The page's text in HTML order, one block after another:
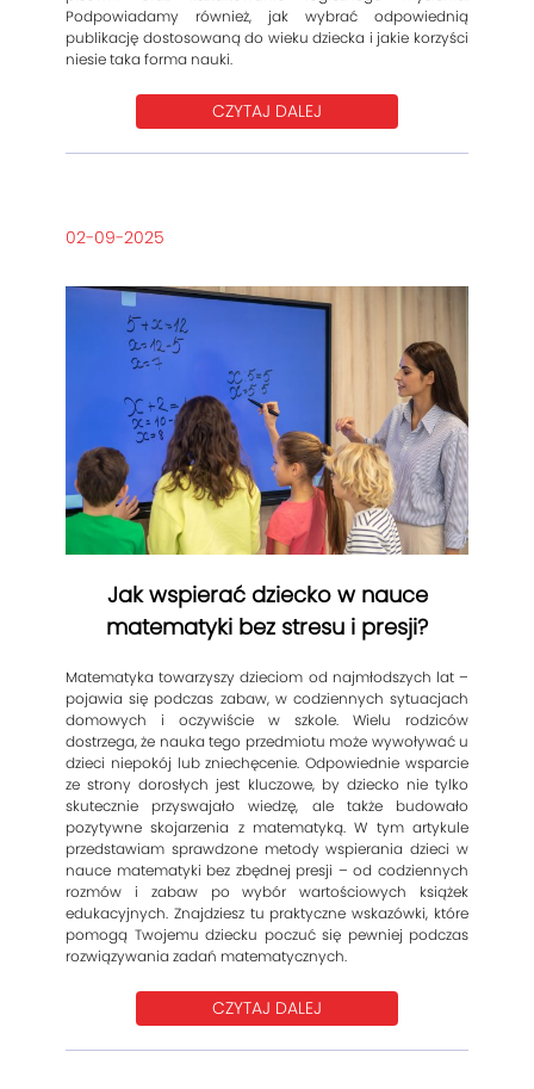
Podpowiadamy również, jak wybrać odpowiednią
publikację dostosowaną do wieku dziecka i jakie korzyści
niesie taka forma nauki.
CZYTAJ DALEJ
02-09-2025
Jak wspierać dziecko w nauce
matematyki bez stresu i presji?
Matematyka towarzyszy dzieciom od najmłodszych lat –
pojawia się podczas zabaw, w codziennych sytuacjach
domowych i oczywiście w szkole. Wielu rodziców
dostrzega, że nauka tego przedmiotu może wywoływać u
dzieci niepokój lub zniechęcenie. Odpowiednie wsparcie
ze strony dorosłych jest kluczowe, by dziecko nie tylko
skutecznie przyswajało wiedzę, ale także budowało
pozytywne skojarzenia z matematyką. W tym artykule
przedstawiam sprawdzone metody wspierania dzieci w
nauce matematyki bez zbędnej presji – od codziennych
rozmów i zabaw po wybór wartościowych książek
edukacyjnych. Znajdziesz tu praktyczne wskazówki, które
pomogą Twojemu dziecku poczuć się pewniej podczas
rozwiązywania zadań matematycznych.
CZYTAJ DALEJ